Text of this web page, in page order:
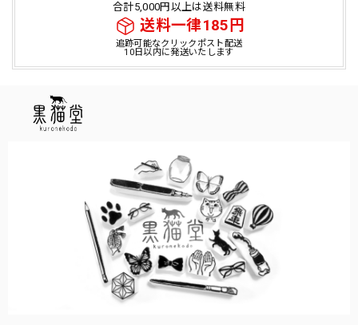
合計5,000円以上は送料無料
送料一律185円
追跡可能なクリックポスト配送
10日以内に発送いたします